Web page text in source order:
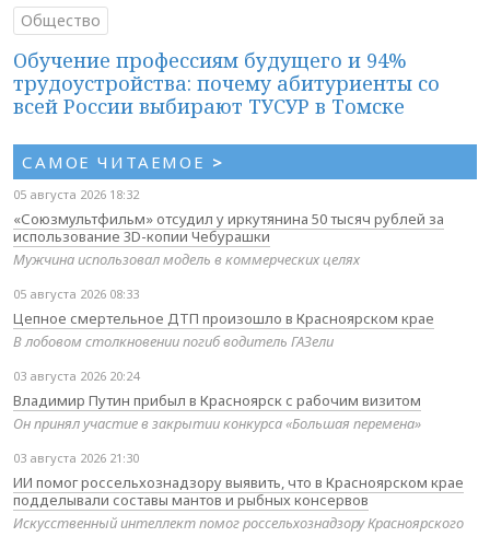
Общество
Обучение профессиям будущего и 94%
трудоустройства: почему абитуриенты со
всей России выбирают ТУСУР в Томске
САМОЕ ЧИТАЕМОЕ >
05 августа 2026 18:32
«Союзмультфильм» отсудил у иркутянина 50 тысяч рублей за
использование 3D-копии Чебурашки
Мужчина использовал модель в коммерческих целях
05 августа 2026 08:33
Цепное смертельное ДТП произошло в Красноярском крае
В лобовом столкновении погиб водитель ГАЗели
03 августа 2026 20:24
Владимир Путин прибыл в Красноярск с рабочим визитом
Он принял участие в закрытии конкурса «Большая перемена»
03 августа 2026 21:30
ИИ помог россельхознадзору выявить, что в Красноярском крае
подделывали составы мантов и рыбных консервов
Искусственный интеллект помог россельхознадзору Красноярского